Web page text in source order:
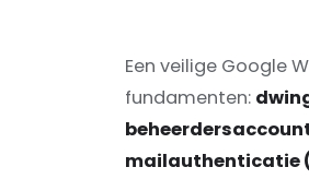
Een veilige Google
fundamenten:
mailauthenticatie